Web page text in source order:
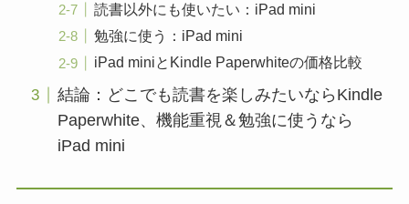
読書以外にも使いたい：iPad mini
勉強に使う：iPad mini
iPad miniとKindle Paperwhiteの価格比較
結論：どこでも読書を楽しみたいならKindle
Paperwhite、機能重視＆勉強に使うなら
iPad mini